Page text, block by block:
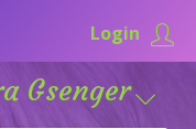
Login
Gsenger